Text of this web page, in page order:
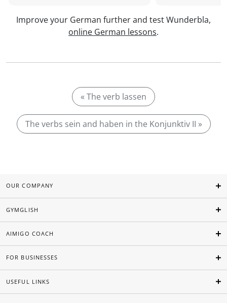
Improve your German further and test Wunderbla,
online German lessons.
« The verb lassen
The verbs sein and haben in the Konjunktiv II »
OUR COMPANY
GYMGLISH
AIMIGO COACH
FOR BUSINESSES
USEFUL LINKS